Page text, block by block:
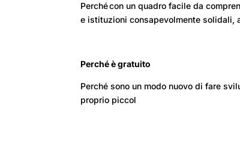
Perché con un quadro facile da
e istituzioni consapevolmente solidali,
Perché è gratuito
Perché sono un modo nuovo di fare
proprio piccol